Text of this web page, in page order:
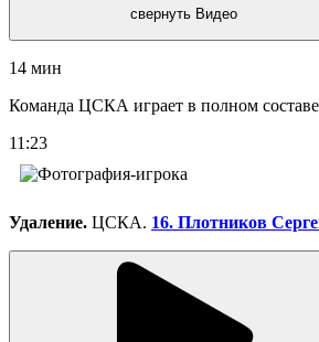
свернуть Видео
14 мин
Команда ЦСКА играет в полном составе
11:23
Удаление. ЦСКА. 16. Плотников